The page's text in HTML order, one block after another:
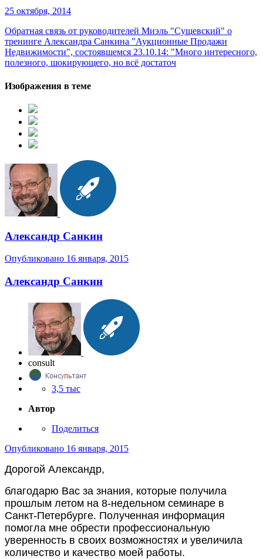
25 октября, 2014
Обратная связь от руководителей Миэль "Сущевский" о
тренинге Александра Санкина "Аукционные Продажи
Недвижимости", состоявшемся 23.10.14: "Много интересного,
полезного, шокирующего, но всё достаточ
Изображения в теме
Александр Санкин
Опубликовано 16 января, 2015
Александр Санкин
consult
3,5 тыс
Автор
Поделиться
Опубликовано 16 января, 2015
Дорогой Александр,
благодарю Вас за знания, которые получила
прошлым летом на 8-недельном семинаре в
Санкт-Петербурге. Полученная информация
помогла мне обрести профессиональную
уверенность в своих возможностях и увеличила
количество и качество моей работы.